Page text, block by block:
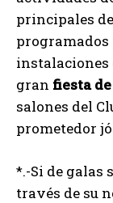
principales
programados
instalaciones
gran fiesta
salones del
prometedor
*.-Si de galas
través de su